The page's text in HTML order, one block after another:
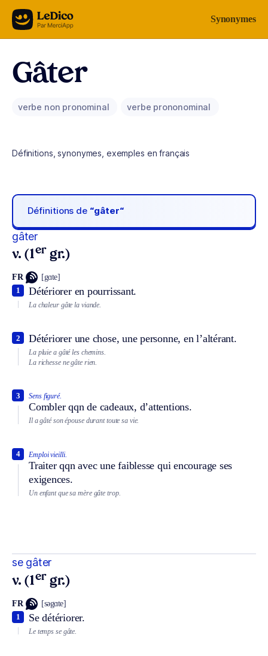
Aller au contenu Synonymes
Gâter
verbe non pronominal verbe prononominal
Définitions, synonymes, exemples en français
Définitions de “gâter“
gâter
v. (1er gr.)
FR [gɑte]
Détériorer en pourrissant.
1
La chaleur gâte la viande.
Détériorer une chose, une personne, en l’altérant.
2
La pluie a gâté les chemins.
La richesse ne gâte rien.
Sens figuré.
Combler qqn de cadeaux, d’attentions.
3
Il a gâté son épouse durant toute sa vie.
Emploi vieilli.
Traiter qqn avec une faiblesse qui encourage ses
exigences.
4
Un enfant que sa mère gâte trop.
se gâter
v. (1er gr.)
FR [səgɑte]
Se détériorer.
1
Le temps se gâte.